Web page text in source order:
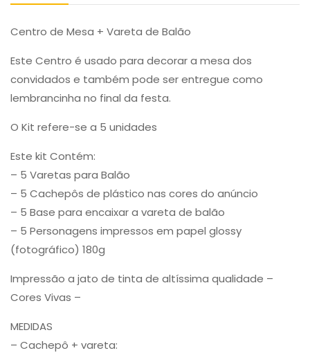
Centro de Mesa + Vareta de Balão
Este Centro é usado para decorar a mesa dos
convidados e também pode ser entregue como
lembrancinha no final da festa.
O Kit refere-se a 5 unidades
Este kit Contém:
– 5 Varetas para Balão
– 5 Cachepôs de plástico nas cores do anúncio
– 5 Base para encaixar a vareta de balão
– 5 Personagens impressos em papel glossy
(fotográfico) 180g
Impressão a jato de tinta de altíssima qualidade –
Cores Vivas –
MEDIDAS
– Cachepô + vareta: